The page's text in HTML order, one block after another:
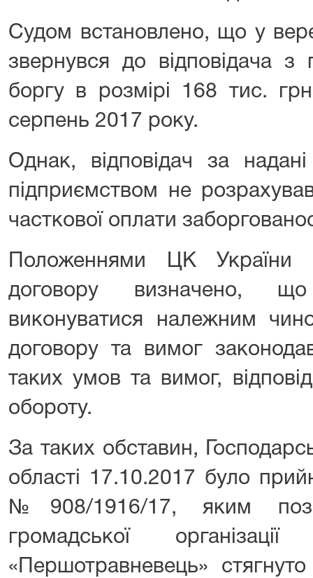
Судом встановлено, що у
звернувся до відповідача з
боргу в розмірі 168 тис.
серпень 2017 року.
Однак, відповідач за
підприємством не
часткової оплати
Положеннями ЦК України
договору визначено,
виконуватися належним
договору та вимог
таких умов та вимог,
обороту.
За таких обставин,
області 17.10.2017 було
№908/1916/17, яким
громадської
«Першотравневець»